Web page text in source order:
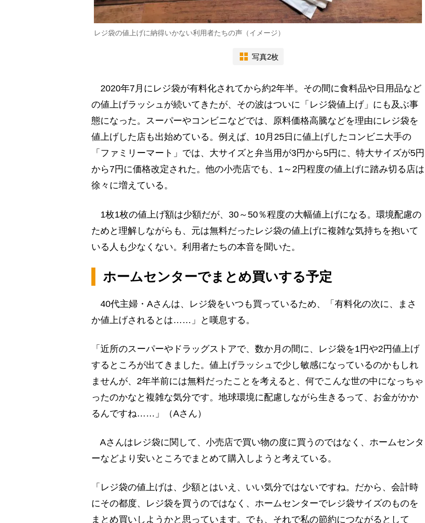
レジ袋の値上げに納得いかない利用者たちの声（イメージ）
写真2枚
2020年7月にレジ袋が有料化されてから約2年半。その間に食料品や日用品など
の値上げラッシュが続いてきたが、その波はついに「レジ袋値上げ」にも及ぶ事
態になった。スーパーやコンビニなどでは、原料価格高騰などを理由にレジ袋を
値上げした店も出始めている。例えば、10月25日に値上げしたコンビニ大手の
「ファミリーマート」では、大サイズと弁当用が3円から5円に、特大サイズが5円
から7円に価格改定された。他の小売店でも、1～2円程度の値上げに踏み切る店は
徐々に増えている。
1枚1枚の値上げ額は少額だが、30～50％程度の大幅値上げになる。環境配慮の
ためと理解しながらも、元は無料だったレジ袋の値上げに複雑な気持ちを抱いて
いる人も少なくない。利用者たちの本音を聞いた。
ホームセンターでまとめ買いする予定
40代主婦・Aさんは、レジ袋をいつも買っているため、「有料化の次に、まさ
か値上げされるとは……」と嘆息する。
「近所のスーパーやドラッグストアで、数か月の間に、レジ袋を1円や2円値上げ
するところが出てきました。値上げラッシュで少し敏感になっているのかもしれ
ませんが、2年半前には無料だったことを考えると、何でこんな世の中になっちゃ
ったのかなと複雑な気分です。地球環境に配慮しながら生きるって、お金がかか
るんですね……」（Aさん）
Aさんはレジ袋に関して、小売店で買い物の度に買うのではなく、ホームセンタ
ーなどより安いところでまとめて購入しようと考えている。
「レジ袋の値上げは、少額とはいえ、いい気分ではないですね。だから、会計時
にその都度、レジ袋を買うのではなく、ホームセンターでレジ袋サイズのものを
まとめ買いしようかと思っています。でも、それで私の節約につながるとして